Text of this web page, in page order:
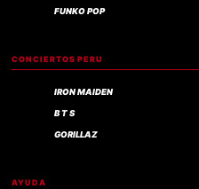
FUNKO POP
CONCIERTOS PERU
IRON MAIDEN
B T S
GORILLAZ
AYUDA